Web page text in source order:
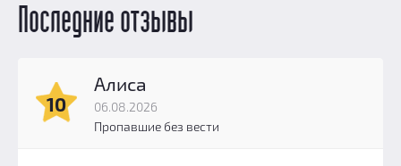
Последние отзывы
10
Алиса
06.08.2026
Пропавшие без вести